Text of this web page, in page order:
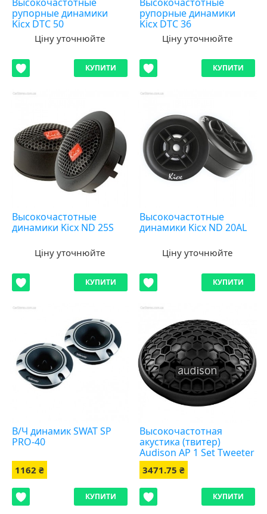
рупорные динамики
Kicx DTC 50
Ціну уточнюйте
КУПИТИ
рупорные динамики
Kicx DTC 36
Ціну уточнюйте
КУПИТИ
Высокочастотные
динамики Kicx ND 25S
Ціну уточнюйте
КУПИТИ
Высокочастотные
динамики Kicx ND 20AL
Ціну уточнюйте
КУПИТИ
В/Ч динамик SWAT SP
PRO-40
1162 ₴
КУПИТИ
Высокочастотная
акустика (твитер)
Audison AP 1 Set Tweeter
25mm
3471.75 ₴
КУПИТИ